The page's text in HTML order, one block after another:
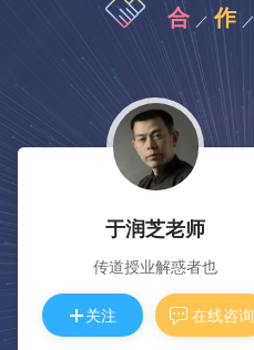
合 ／ 作 ／
于润芝老师
传道授业解惑者也
关注 在线咨询